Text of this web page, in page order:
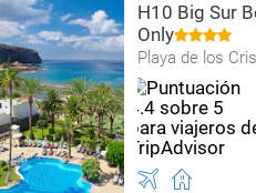
H10 Big Sur
Only
Playa de los